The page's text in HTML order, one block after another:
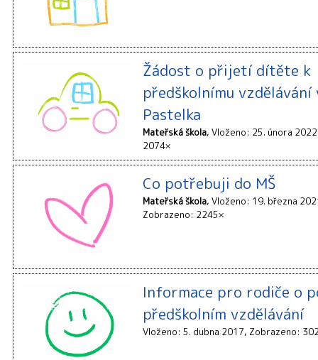
Žádost o přijetí dítěte k
předškolnímu vzdělávání
Pastelka
Mateřská škola Vloženo: 25. února
2074×
Co potřebuji do MŠ
Mateřská škola Vloženo: 19. března
Zobrazeno: 2245×
Informace pro rodiče o
předškolním vzdělávání
Vloženo: 5. dubna 2017 Zobrazeno: